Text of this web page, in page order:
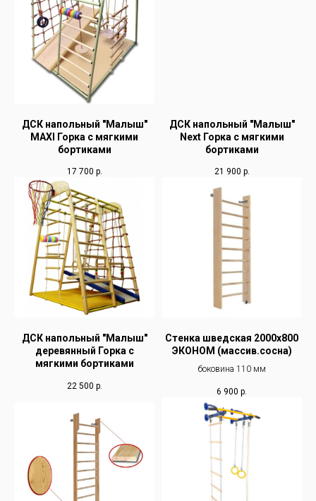
ДСК напольный "Малыш"
MAXI Горка с мягкими
бортиками
17 700 р.
ДСК напольный "Малыш"
Next Горка с мягкими
бортиками
21 900 р.
ДСК напольный "Малыш"
деревянный Горка с
мягкими бортиками
22 500 р.
Стенка шведская 2000х800
ЭКОНОМ (массив.сосна)
боковина 110 мм
6 900 р.